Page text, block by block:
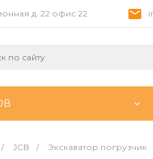
д. 22 офис 22
/ JCB / Экскаватор погрузчик